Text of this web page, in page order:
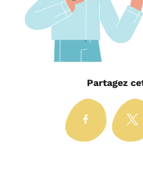
Partagez